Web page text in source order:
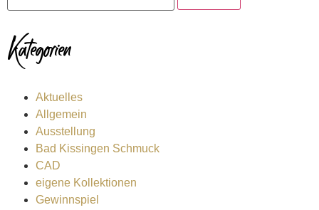
Kategorien
Aktuelles
Allgemein
Ausstellung
Bad Kissingen Schmuck
CAD
eigene Kollektionen
Gewinnspiel